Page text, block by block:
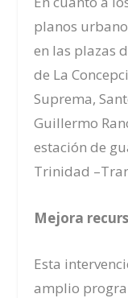
planos
en las plazas
de La
Suprema,
Guillermo
estación de
Trinidad
Mejora
Esta
amplio